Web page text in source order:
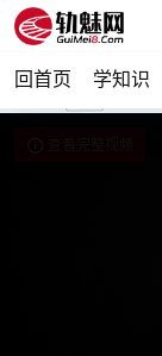
回首页 学知识